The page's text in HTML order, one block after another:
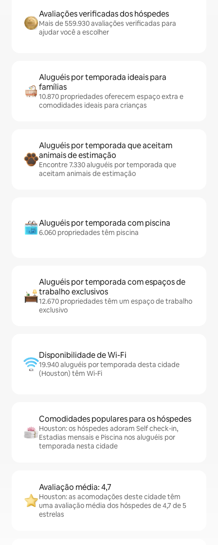
Avaliações verificadas dos hóspedes
Mais de 559.930 avaliações verificadas para
ajudar você a escolher
Aluguéis por temporada ideais para
famílias
10.870 propriedades oferecem espaço extra e
comodidades ideais para crianças
Aluguéis por temporada que aceitam
animais de estimação
Encontre 7.330 aluguéis por temporada que
aceitam animais de estimação
Aluguéis por temporada com piscina
6.060 propriedades têm piscina
Aluguéis por temporada com espaços de
trabalho exclusivos
12.670 propriedades têm um espaço de trabalho
exclusivo
Disponibilidade de Wi-Fi
19.940 aluguéis por temporada desta cidade
(Houston) têm Wi-Fi
Comodidades populares para os hóspedes
Houston: os hóspedes adoram Self check-in,
Estadias mensais e Piscina nos aluguéis por
temporada nesta cidade
Avaliação média: 4,7
Houston: as acomodações deste cidade têm
uma avaliação média dos hóspedes de 4,7 de 5
estrelas